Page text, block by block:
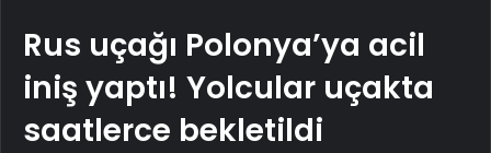
Rus uçağı Polonya’ya acil
iniş yaptı! Yolcular uçakta
saatlerce bekletildi